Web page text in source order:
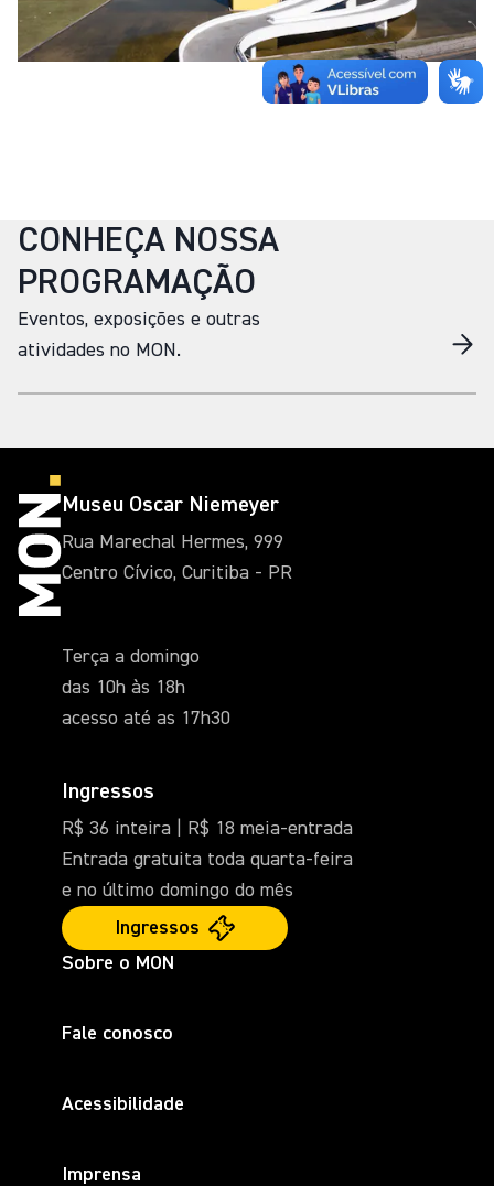
CONHEÇA NOSSA
PROGRAMAÇÃO
Eventos, exposições e outras
atividades no MON.
Museu Oscar Niemeyer
Rua Marechal Hermes, 999
Centro Cívico, Curitiba - PR
Terça a domingo
das 10h às 18h
acesso até as 17h30
Ingressos
R$ 36 inteira | R$ 18 meia-entrada
Entrada gratuita toda quarta-feira
e no último domingo do mês
Ingressos
Sobre o MON
Fale conosco
Acessibilidade
Imprensa